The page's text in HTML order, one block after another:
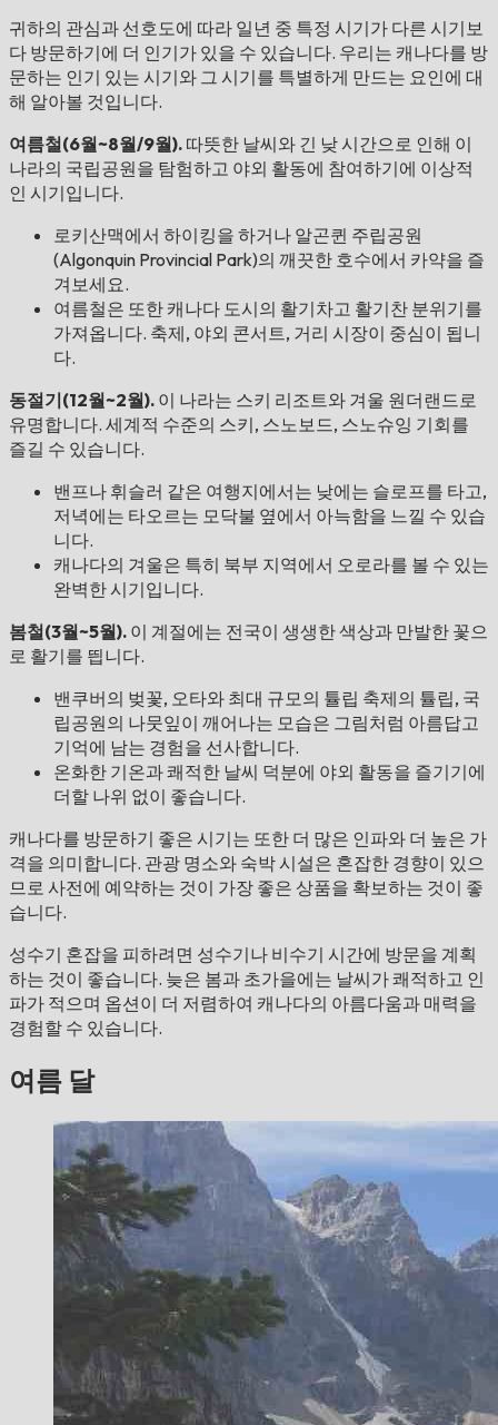
귀하의 관심과 선호도에 따라 일년 중 특정 시기가 다른 시기보
다 방문하기에 더 인기가 있을 수 있습니다. 우리는 캐나다를 방
문하는 인기 있는 시기와 그 시기를 특별하게 만드는 요인에 대
해 알아볼 것입니다.
여름철(6월~8월/9월). 따뜻한 날씨와 긴 낮 시간으로 인해 이
나라의 국립공원을 탐험하고 야외 활동에 참여하기에 이상적
인 시기입니다.
로키산맥에서 하이킹을 하거나 알곤퀸 주립공원
(Algonquin Provincial Park)의 깨끗한 호수에서 카약을 즐
겨보세요.
여름철은 또한 캐나다 도시의 활기차고 활기찬 분위기를
가져옵니다. 축제, 야외 콘서트, 거리 시장이 중심이 됩니
다.
동절기(12월~2월). 이 나라는 스키 리조트와 겨울 원더랜드로
유명합니다. 세계적 수준의 스키, 스노보드, 스노슈잉 기회를
즐길 수 있습니다.
밴프나 휘슬러 같은 여행지에서는 낮에는 슬로프를 타고,
저녁에는 타오르는 모닥불 옆에서 아늑함을 느낄 수 있습
니다.
캐나다의 겨울은 특히 북부 지역에서 오로라를 볼 수 있는
완벽한 시기입니다.
봄철(3월~5월). 이 계절에는 전국이 생생한 색상과 만발한 꽃으
로 활기를 띕니다.
밴쿠버의 벚꽃, 오타와 최대 규모의 튤립 축제의 튤립, 국
립공원의 나뭇잎이 깨어나는 모습은 그림처럼 아름답고
기억에 남는 경험을 선사합니다.
온화한 기온과 쾌적한 날씨 덕분에 야외 활동을 즐기기에
더할 나위 없이 좋습니다.
캐나다를 방문하기 좋은 시기는 또한 더 많은 인파와 더 높은 가
격을 의미합니다. 관광 명소와 숙박 시설은 혼잡한 경향이 있으
므로 사전에 예약하는 것이 가장 좋은 상품을 확보하는 것이 좋
습니다.
성수기 혼잡을 피하려면 성수기나 비수기 시간에 방문을 계획
하는 것이 좋습니다. 늦은 봄과 초가을에는 날씨가 쾌적하고 인
파가 적으며 옵션이 더 저렴하여 캐나다의 아름다움과 매력을
경험할 수 있습니다.
여름 달